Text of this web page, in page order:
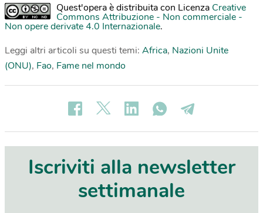
Quest'opera è distribuita con Licenza Creative
Commons Attribuzione - Non commerciale -
Non opere derivate 4.0 Internazionale.
Leggi altri articoli su questi temi: Africa, Nazioni Unite
(ONU), Fao, Fame nel mondo
Iscriviti alla newsletter
settimanale